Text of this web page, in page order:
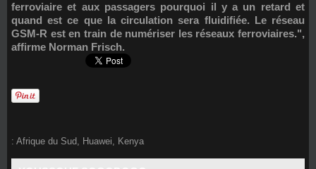
ferroviaire et aux passagers pourquoi il y a un retard et
quand est ce que la circulation sera fluidifiée. Le réseau
GSM-R est en train de numériser les réseaux ferroviaires.",
affirme Norman Frisch.
: Afrique du Sud, Huawei, Kenya